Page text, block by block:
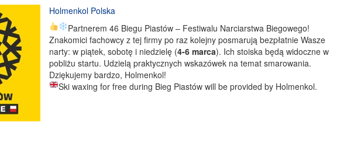
Holmenkol Polska
Partnerem 46 Biegu Piastów – Festiwalu Narciarstwa Biegowego!
Znakomici fachowcy z tej firmy po raz kolejny posmarują bezpłatnie Wasze
narty: w piątek, sobotę i niedzielę (4-6 marca). Ich stoiska będą widoczne w
pobliżu startu. Udzielą praktycznych wskazówek na temat smarowania.
Dziękujemy bardzo, Holmenkol!
Ski waxing for free during Bieg Piastów will be provided by Holmenkol.